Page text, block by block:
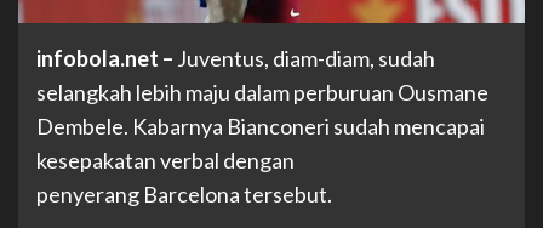
infobola.net – Juventus, diam-diam, sudah
selangkah lebih maju dalam perburuan Ousmane
Dembele. Kabarnya Bianconeri sudah mencapai
kesepakatan verbal dengan
penyerang Barcelona tersebut.